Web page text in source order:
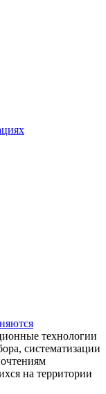
технологии
систематизации
на территории